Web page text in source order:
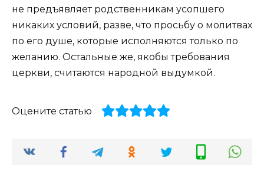
не предъявляет родственникам усопшего
никаких условий, разве, что просьбу о молитвах
по его душе, которые исполняются только по
желанию. Остальные же, якобы требования
церкви, считаются народной выдумкой.
Оцените статью